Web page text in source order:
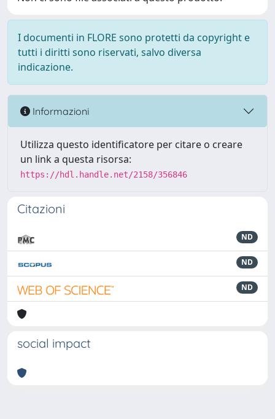
I documenti in FLORE sono protetti da copyright e
tutti i diritti sono riservati, salvo diversa
indicazione.
Informazioni
Utilizza questo identificatore per citare o creare
un link a questa risorsa:
https://hdl.handle.net/2158/356846
Citazioni
ND
ND
ND
social impact